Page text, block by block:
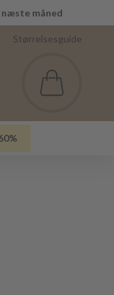
måned
Størrelsesguide